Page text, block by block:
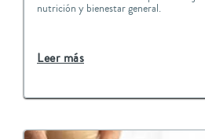
nutrición y bienestar general.
Leer más